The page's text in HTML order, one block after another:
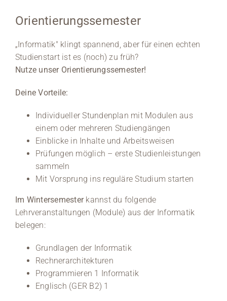
Orientierungssemester
„Informatik" klingt spannend, aber für einen echten
Studienstart ist es (noch) zu früh?
Nutze unser Orientierungssemester!
Deine Vorteile:
Individueller Stundenplan mit Modulen aus
einem oder mehreren Studiengängen
Einblicke in Inhalte und Arbeitsweisen
Prüfungen möglich – erste Studienleistungen
sammeln
Mit Vorsprung ins reguläre Studium starten
Im Wintersemesterkannst du folgende
Lehrveranstaltungen (Module) aus der Informatik
belegen:
Grundlagen der Informatik
Rechnerarchitekturen
Programmieren 1 Informatik
Englisch (GER B2) 1